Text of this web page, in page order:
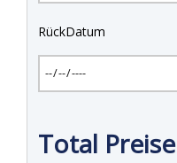
RückDatum
Total Preise